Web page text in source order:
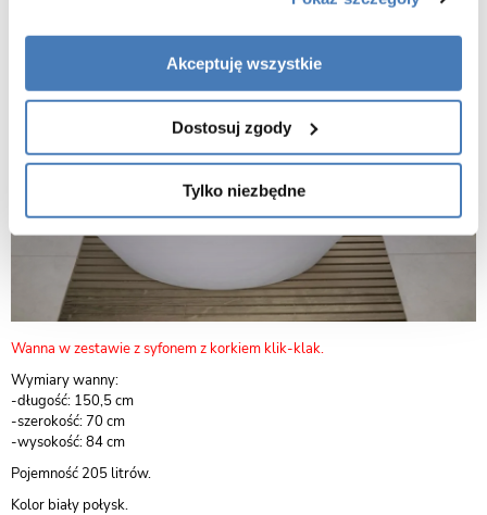
Akceptuję wszystkie
Dostosuj zgody
Tylko niezbędne
Wanna w zestawie z syfonem z korkiem klik-klak.
Wymiary wanny:
-długość: 150,5 cm
-szerokość: 70 cm
-wysokość: 84 cm
Pojemność 205 litrów.
Kolor biały połysk.